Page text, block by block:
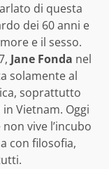
di questa
dei 60 anni e
e il sesso.
Jane Fonda nel
solamente al
soprattutto
Vietnam. Oggi
vive l’incubo
con filosofia,